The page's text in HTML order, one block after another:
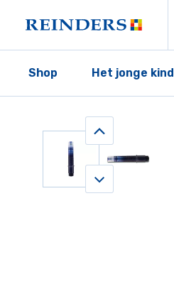
Shop Het jonge kind